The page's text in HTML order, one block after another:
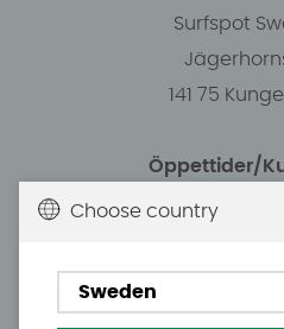
Surfspot
141 75
Öppettider/
Tisdag:
Onsdag:
Choose country
Sweden